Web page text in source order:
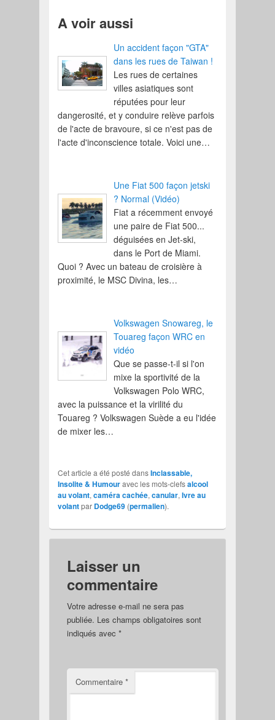
A voir aussi
Un accident façon "GTA"
dans les rues de Taiwan !
Les rues de certaines
villes asiatiques sont
réputées pour leur
dangerosité, et y conduire relève parfois
de l'acte de bravoure, si ce n'est pas de
l'acte d'inconscience totale. Voici une…
Une Fiat 500 façon jetski
? Normal (Vidéo)
Fiat a récemment envoyé
une paire de Fiat 500...
déguisées en Jet-ski,
dans le Port de Miami.
Quoi ? Avec un bateau de croisière à
proximité, le MSC Divina, les…
Volkswagen Snowareg, le
Touareg façon WRC en
vidéo
Que se passe-t-il si l'on
mixe la sportivité de la
Volkswagen Polo WRC,
avec la puissance et la virilité du
Touareg ? Volkswagen Suède a eu l'idée
de mixer les…
Cet article a été posté dansInclassable,
Insolite & Humouravec les mots-clefsalcool
au volant,caméra cachée,canular,Ivre au
volantpar Dodge69 (permalien).
Laisser un
commentaire
Votre adresse e-mail ne sera pas
publiée. Les champs obligatoires sont
indiqués avec *
Commentaire *